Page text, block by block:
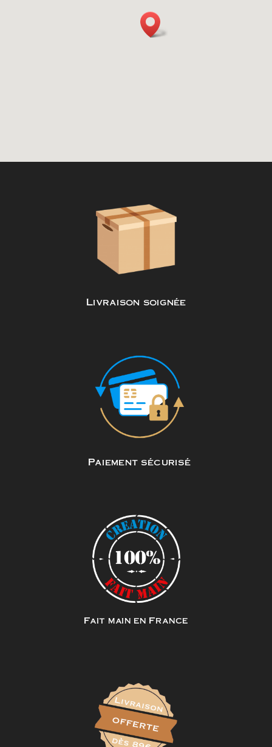
Livraison soignée
Paiement sécurisé
Fait main en France